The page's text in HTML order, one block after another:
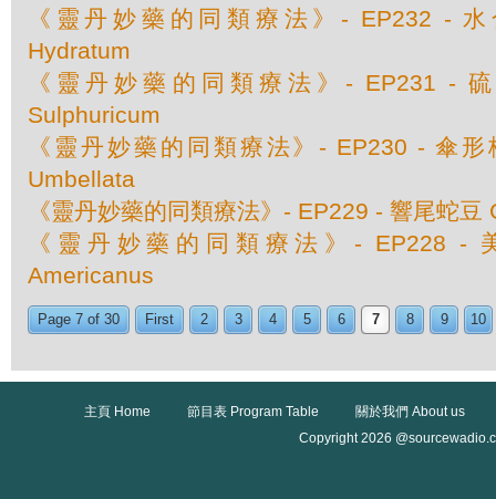
《靈丹妙藥的同類療法》- EP232 - 水
Hydratum
《靈丹妙藥的同類療法》- EP231 -
Sulphuricum
《靈丹妙藥的同類療法》- EP230 - 傘形
Umbellata
《靈丹妙藥的同類療法》- EP229 - 響尾蛇豆
《靈丹妙藥的同類療法》- EP228 -
Americanus
Page 7 of 30 First 2 3 4 5 6 7 8 9 10
主頁 Home 節目表 Program Table
關於我們 About us
Copyright 2026